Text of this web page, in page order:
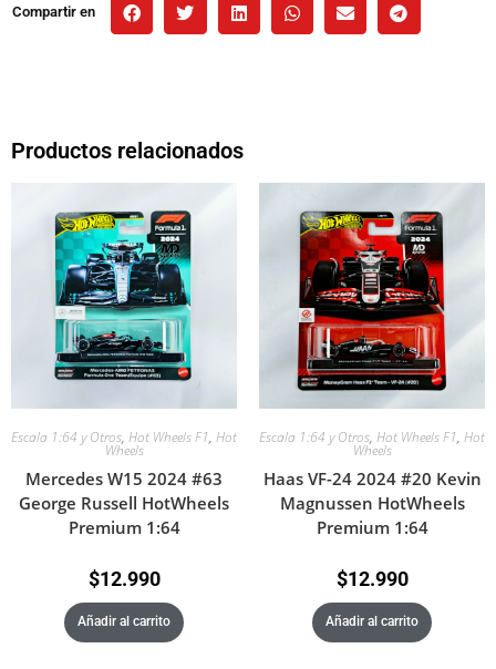
Compartir en
Productos relacionados
Escala 1:64 y Otros, Hot Wheels F1, Hot
Wheels
Mercedes W15 2024 #63
George Russell HotWheels
Premium 1:64
$12.990
Añadir al carrito
Escala 1:64 y Otros, Hot Wheels F1, Hot
Wheels
Haas VF-24 2024 #20 Kevin
Magnussen HotWheels
Premium 1:64
$12.990
Añadir al carrito